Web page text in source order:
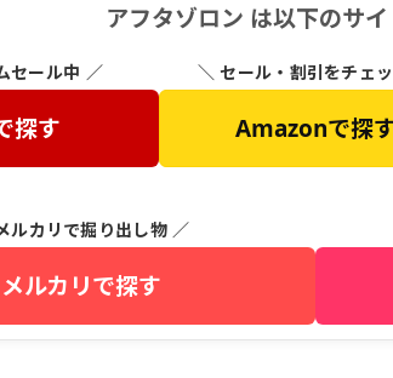
アフタゾロン は以下のサ
セール中 ／
探す
＼ セール・割引をチェ
Amazonで探
ルカリで掘り出し物 ／
メルカリで探す